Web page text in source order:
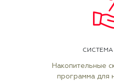
СИСТЕМА
Накопительные
программа для